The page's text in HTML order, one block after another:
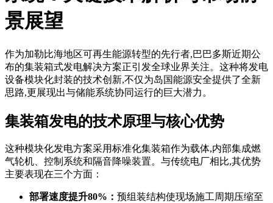
景展望
作为加勒比海地区可再生能源转型的先行者,巴巴多斯近期公
布的集装箱式发电解决方案正引发全球业界关注。这种将发电
设备模块化封装的技术创新,不仅为岛国能源安全提供了全新
思路,更展现出与储能系统协同运行的巨大潜力。
集装箱发电的技术原理与核心优势
这种模块化发电方案采用标准化集装箱作为载体,内部集成燃
气轮机、控制系统和隔音降噪装置。与传统电厂相比,其优势
主要表现在三个方面：
部署速度提升80%： 预组装结构使现场施工周期压缩至